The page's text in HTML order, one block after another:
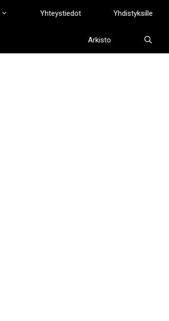
Yhteystiedot Yhdistyksille
Arkisto